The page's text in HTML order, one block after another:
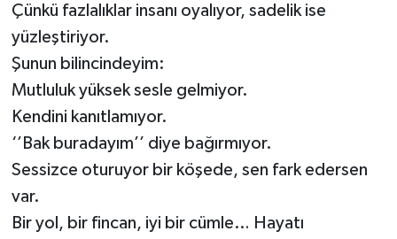
Çünkü fazlalıklar insanı oyalıyor, sadelik ise
yüzleştiriyor.
Şunun bilincindeyim:
Mutluluk yüksek sesle gelmiyor.
Kendini kanıtlamıyor.
‘’Bak buradayım’’ diye bağırmıyor.
Sessizce oturuyor bir köşede, sen fark edersen
var.
Bir yol, bir fincan, iyi bir cümle… Hayatı
Yaşam
Yeme-İçme
Yemek